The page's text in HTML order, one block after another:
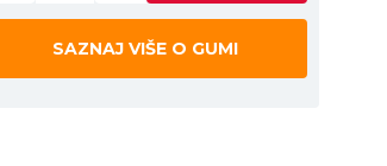
SAZNAJ VIŠE O GUMI